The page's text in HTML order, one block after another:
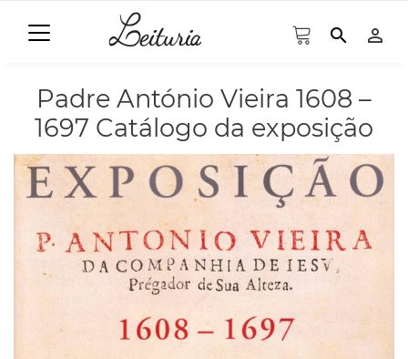
search person_outline
Padre António Vieira 1608 –
1697 Catálogo da exposição